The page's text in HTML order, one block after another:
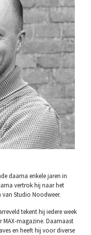
daarna enkele jaren in
vertrok hij naar het
Studio Noodweer.
tekent hij iedere week
MAX-magazine. Daarnaast
en heeft hij voor diverse